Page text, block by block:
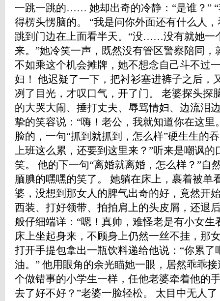
一跳一跳的…… 她却出奇的冷静：“是谁？”
得楞头愣脑的。 “我是问你外面还有什么人
跳到门边在上面看半天。“没……没有就她一
来。”她冷笑一声，既然没有管区警察陪同
不如乘这个机会摊牌，她不想念自己斗不过
妇！ 他迟疑了一下，把衬衫塞进裤子之后，
冽了目光，才叹口气，开了门。 老婆探头探
的大哭大闹、捶打丈夫、辱骂情妇、边流泪
挚的笑容说：“嗨！老公，我就知道你在这里
脸的，一句“抓到就抓到，怎么样”硬生生的
上班这么累，还要到这里来？”听来是嘲讽的
笑。 他的下一句“离婚就离婚，怎么样？”自
腼腆的嘿嘿的笑了。 她躺在床上，裹着被单
婆，没想到那女人的脾气出奇的好，竟然开
西装、打好领带、拍拍肩上的头皮屑，还退
般仔细端详：“嗯！真帅，难怪老是有小女生
床上坐起身来，不顾身上仍然一丝不挂，那
打开手提包拿出一瓶饮料递给他说：“你累了
油。” 他用眼角的余光瞄她一眼，居然乖乖
个做错事的小学生一样，任他老婆牵着他的
去了好不好？”老婆一脸轻松。 太目中无人